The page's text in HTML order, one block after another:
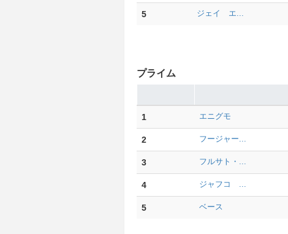
5 ジェイ エ...
プライム
1 エニグモ
2 フージャー...
3 フルサト・...
4 ジャフコ ...
5 ベース